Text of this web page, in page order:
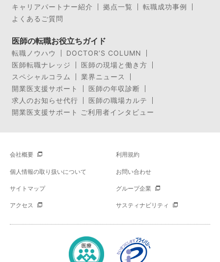
キャリアパートナー紹介
拠点一覧
転職成功事例
よくあるご質問
医師の転職お役立ちガイド
転職ノウハウ
DOCTOR’S COLUMN
医師転職ナレッジ
医師の現場と働き方
スペシャルコラム
業界ニュース
開業医支援サポート
医師の年収診断
求人のお知らせ代行
医師の職場カルテ
開業医支援サポート ご利用者インタビュー
会社概要 利用規約
個人情報の取り扱いについて お問い合わせ
サイトマップ グループ企業
アクセス サスティナビリティ